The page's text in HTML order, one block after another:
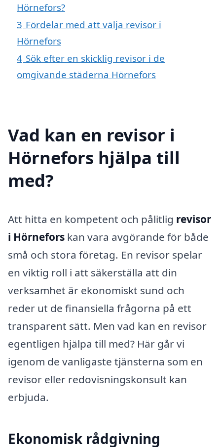
Hörnefors?
3 Fördelar med att välja revisor i
Hörnefors
4 Sök efter en skicklig revisor i de
omgivande städerna Hörnefors
Vad kan en revisor i
Hörnefors hjälpa till
med?
Att hitta en kompetent och pålitlig revisor
i Hörnefors kan vara avgörande för både
små och stora företag. En revisor spelar
en viktig roll i att säkerställa att din
verksamhet är ekonomiskt sund och
reder ut de finansiella frågorna på ett
transparent sätt. Men vad kan en revisor
egentligen hjälpa till med? Här går vi
igenom de vanligaste tjänsterna som en
revisor eller redovisningskonsult kan
erbjuda.
Ekonomisk rådgivning